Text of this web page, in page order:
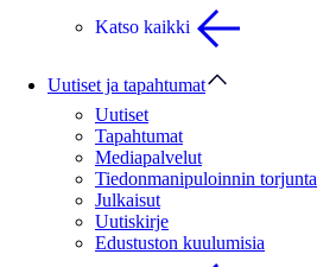
Katso kaikki
Uutiset ja tapahtumat
Uutiset
Tapahtumat
Mediapalvelut
Tiedonmanipuloinnin torjunta
Julkaisut
Uutiskirje
Edustuston kuulumisia